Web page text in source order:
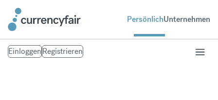
PersönlichUnternehmen
EinloggenRegistrieren